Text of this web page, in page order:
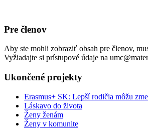
Pre členov
Aby ste mohli zobraziť obsah pre členov,
Vyžiadajte si prístupové údaje na
Ukončené projekty
Erasmus+ SK: Lepší rodičia môžu
Láskavo do života
Ženy ženám
Ženy v komunite